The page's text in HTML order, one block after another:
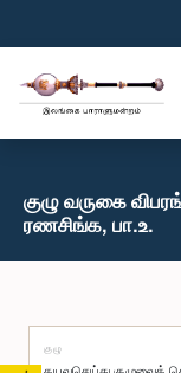
குழு வருகை
ரணசிங்க, பா.உ.
குழு